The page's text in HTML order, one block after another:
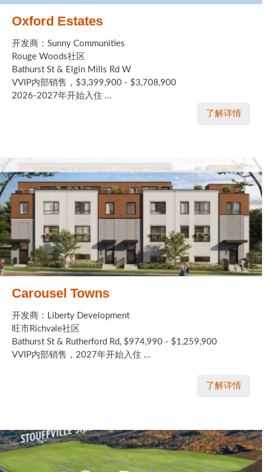
Oxford Estates
开发商：Sunny Communities
Rouge Woods社区
Bathurst St & Elgin Mills Rd W
VVIP内部销售，$3,399,900 - $3,708,900
2026-2027年开始入住 ...
了解详情
Carousel Towns
开发商：Liberty Development
旺市Richvale社区
Bathurst St & Rutherford Rd, $974,990 - $1,259,900
VVIP内部销售，2027年开始入住 ...
了解详情